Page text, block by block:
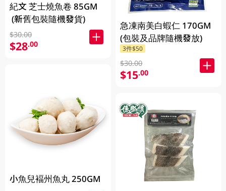
紀文 芝士燒魚卷 85GM
(新舊包裝隨機發貨)
$30.00
$28.00
小魚兒褔州魚丸 250GM
急凍南美白蝦仁 170GM
(包裝及品牌隨機發放)
3件$50
$30.00
$15.00